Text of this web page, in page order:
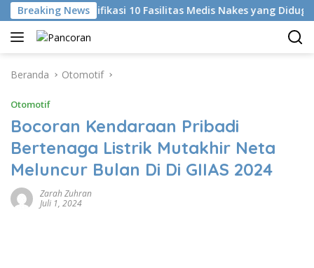
Langsung
ke
konten
Breaking News
KKI Identifikasi 10 Fasilitas Medis Nakes yang Diduga
Beranda Otomotif
Otomotif
Bocoran Kendaraan Pribadi
Bertenaga Listrik Mutakhir Neta
Meluncur Bulan Di Di GIIAS 2024
Zarah Zuhran
Juli 1, 2024